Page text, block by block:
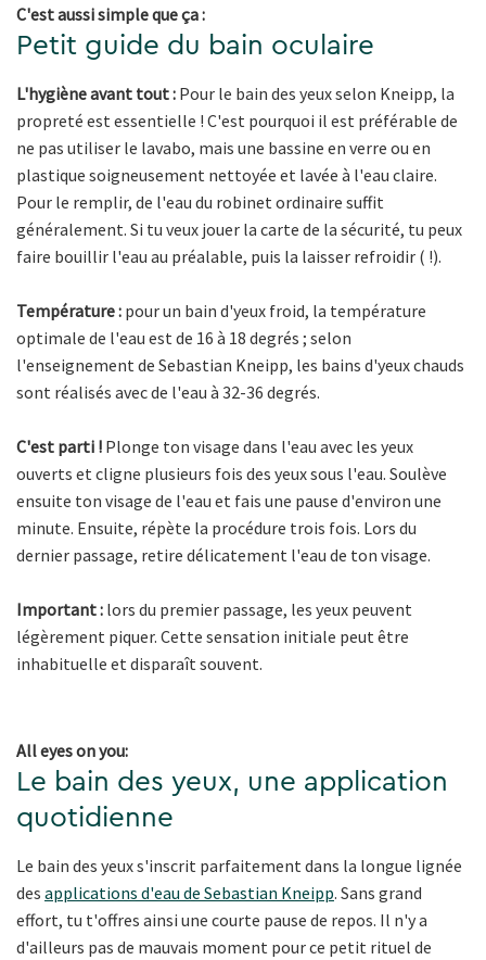
C'est aussi simple que ça :
Petit guide du bain oculaire
L'hygiène avant tout : Pour le bain des yeux selon Kneipp, la
propreté est essentielle ! C'est pourquoi il est préférable de
ne pas utiliser le lavabo, mais une bassine en verre ou en
plastique soigneusement nettoyée et lavée à l'eau claire.
Pour le remplir, de l'eau du robinet ordinaire suffit
généralement. Si tu veux jouer la carte de la sécurité, tu peux
faire bouillir l'eau au préalable, puis la laisser refroidir ( !).
Température : pour un bain d'yeux froid, la température
optimale de l'eau est de 16 à 18 degrés ; selon
l'enseignement de Sebastian Kneipp, les bains d'yeux chauds
sont réalisés avec de l'eau à 32-36 degrés.
C'est parti ! Plonge ton visage dans l'eau avec les yeux
ouverts et cligne plusieurs fois des yeux sous l'eau. Soulève
ensuite ton visage de l'eau et fais une pause d'environ une
minute. Ensuite, répète la procédure trois fois. Lors du
dernier passage, retire délicatement l'eau de ton visage.
Important : lors du premier passage, les yeux peuvent
légèrement piquer. Cette sensation initiale peut être
inhabituelle et disparaît souvent.
All eyes on you:
Le bain des yeux, une application
quotidienne
Le bain des yeux s'inscrit parfaitement dans la longue lignée
des applications d'eau de Sebastian Kneipp. Sans grand
effort, tu t'offres ainsi une courte pause de repos. Il n'y a
d'ailleurs pas de mauvais moment pour ce petit rituel de